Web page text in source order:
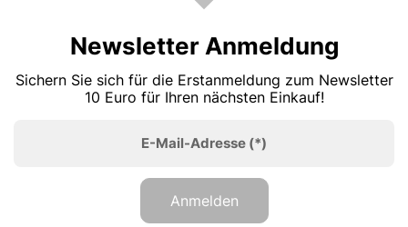
Newsletter Anmeldung
Sichern Sie sich für die Erstanmeldung zum Newsletter
10 Euro für Ihren nächsten Einkauf!
E-Mail-Adresse (*)
Anmelden